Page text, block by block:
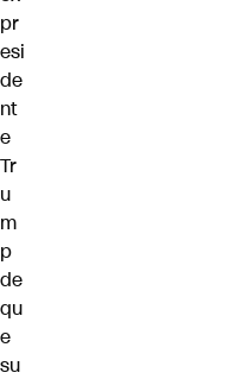
pr
esi
de
nt
e
Tr
u
m
p
de
qu
e
su